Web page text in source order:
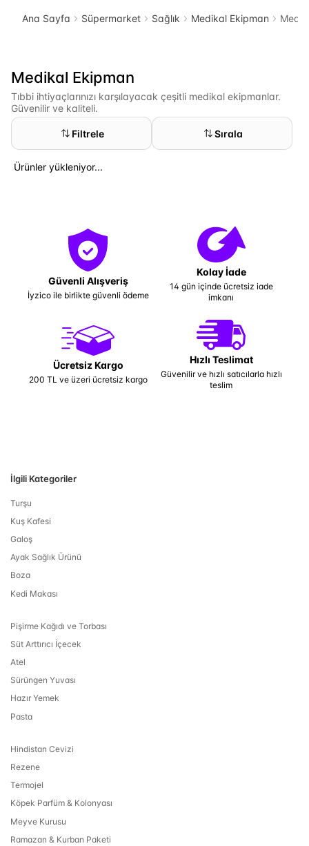
Ana Sayfa Süpermarket Sağlık Medikal Ekipman
Medikal Ekipman
Tıbbi ihtiyaçlarınızı karşılayacak çeşitli medikal ekipmanlar.
Güvenilir ve kaliteli.
Filtrele Sırala
Ürünler yükleniyor...
Güvenli Alışveriş
İyzico ile birlikte güvenli ödeme
Kolay İade
14 gün içinde ücretsiz iade
imkanı
Ücretsiz Kargo
200 TL ve üzeri ücretsiz kargo
Hızlı Teslimat
Güvenilir ve hızlı satıcılarla hızlı
teslim
İlgili Kategoriler
Turşu
Kuş Kafesi
Galoş
Ayak Sağlık Ürünü
Boza
Kedi Makası
Pişirme Kağıdı ve Torbası
Süt Arttırıcı İçecek
Atel
Sürüngen Yuvası
Hazır Yemek
Pasta
Hindistan Cevizi
Rezene
Termojel
Köpek Parfüm & Kolonyası
Meyve Kurusu
Ramazan & Kurban Paketi